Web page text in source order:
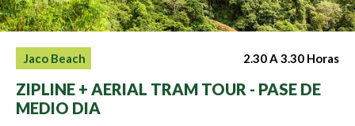
Jaco Beach 2.30 A 3.30 Horas
ZIPLINE + AERIAL TRAM TOUR - PASE DE
MEDIO DIA